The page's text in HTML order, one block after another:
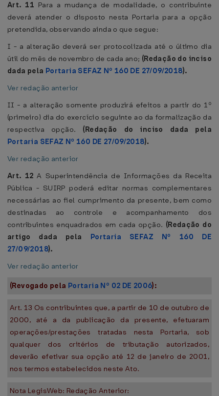
Art. 11 Para a mudança de modalidade, o contribuinte
deverá atender o disposto nesta Portaria para a opção
pretendida, observando ainda o que segue:
I - a alteração deverá ser protocolizada até o último dia
útil do mês de novembro de cada ano; (Redação do inciso
dada pela Portaria SEFAZ Nº 160 DE 27/09/2018).
Ver redação anterior
II - a alteração somente produzirá efeitos a partir do 1º
(primeiro) dia do exercício seguinte ao da formalização da
respectiva opção. (Redação do inciso dada pela
Portaria SEFAZ Nº 160 DE 27/09/2018).
Ver redação anterior
Art. 12A Superintendência de Informações da Receita
Pública - SUIRP poderá editar normas complementares
necessárias ao fiel cumprimento da presente, bem como
destinadas ao controle e acompanhamento dos
contribuintes enquadrados em cada opção. (Redação do
artigo dada pela Portaria SEFAZ Nº 160 DE
27/09/2018).
Ver redação anterior
(Revogado pela Portaria Nº 02 DE 2006):
Art. 13 Os contribuintes que, a partir de 10 de outubro de
2000, até a da publicação da presente, efetuaram
operações/prestações tratadas nesta Portaria, sob
qualquer dos critérios de tributação autorizados,
deverão efetivar sua opção até 12 de janeiro de 2001,
nos termos estabelecidos neste Ato.
Nota LegisWeb: Redação Anterior: